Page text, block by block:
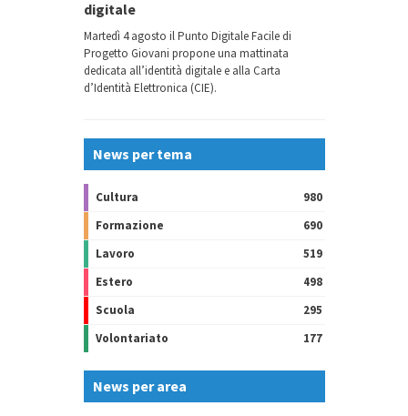
digitale
Martedì 4 agosto il Punto Digitale Facile di
Progetto Giovani propone una mattinata
dedicata all’identità digitale e alla Carta
d’Identità Elettronica (CIE).
News per tema
Cultura
980
Formazione
690
Lavoro
519
Estero
498
Scuola
295
Volontariato
177
News per area